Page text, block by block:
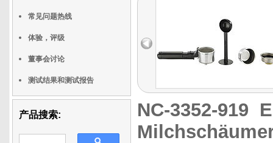
常见问题热线
体验，评级
董事会讨论
测试结果和测试报告
产品搜索: NC-3352-919